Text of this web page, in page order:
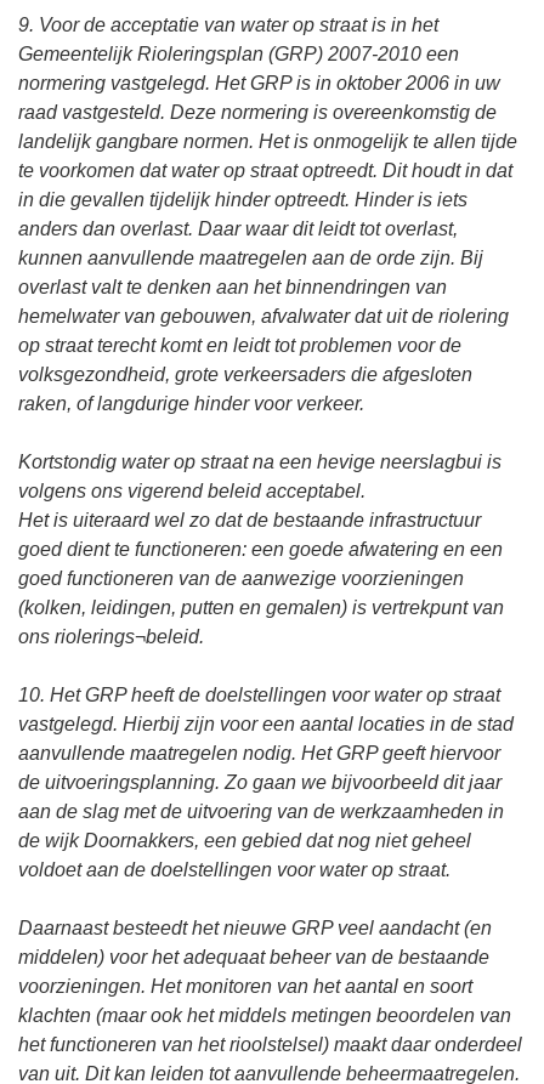
9. Voor de acceptatie van water op straat is in het
Gemeentelijk Rioleringsplan (GRP) 2007-2010 een
normering vastgelegd. Het GRP is in oktober 2006 in uw
raad vastgesteld. Deze normering is overeenkomstig de
landelijk gangbare normen. Het is onmogelijk te allen tijde
te voorkomen dat water op straat optreedt. Dit houdt in dat
in die gevallen tijdelijk hinder optreedt. Hinder is iets
anders dan overlast. Daar waar dit leidt tot overlast,
kunnen aanvullende maatregelen aan de orde zijn. Bij
overlast valt te denken aan het binnendringen van
hemelwater van gebouwen, afvalwater dat uit de riolering
op straat terecht komt en leidt tot problemen voor de
volksgezondheid, grote verkeersaders die afgesloten
raken, of langdurige hinder voor verkeer.
Kortstondig water op straat na een hevige neerslagbui is
volgens ons vigerend beleid acceptabel.
Het is uiteraard wel zo dat de bestaande infrastructuur
goed dient te functioneren: een goede afwatering en een
goed functioneren van de aanwezige voorzieningen
(kolken, leidingen, putten en gemalen) is vertrekpunt van
ons riolerings¬beleid.
10. Het GRP heeft de doelstellingen voor water op straat
vastgelegd. Hierbij zijn voor een aantal locaties in de stad
aanvullende maatregelen nodig. Het GRP geeft hiervoor
de uitvoeringsplanning. Zo gaan we bijvoorbeeld dit jaar
aan de slag met de uitvoering van de werkzaamheden in
de wijk Doornakkers, een gebied dat nog niet geheel
voldoet aan de doelstellingen voor water op straat.
Daarnaast besteedt het nieuwe GRP veel aandacht (en
middelen) voor het adequaat beheer van de bestaande
voorzieningen. Het monitoren van het aantal en soort
klachten (maar ook het middels metingen beoordelen van
het functioneren van het rioolstelsel) maakt daar onderdeel
van uit. Dit kan leiden tot aanvullende beheermaatregelen.